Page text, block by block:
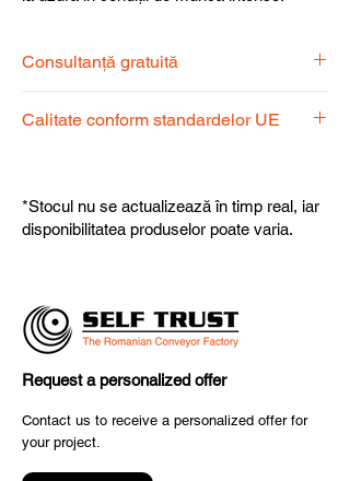
Consultanță gratuită
dispoziție pentru a alege produsul
Calitate conform standardelor UE
fiabilitate și performanță superioară.
*Stocul nu se actualizează în timp real, iar
disponibilitatea produselor poate varia.
Request a personalized offer
Contact us to receive a personalized offer for
your project.